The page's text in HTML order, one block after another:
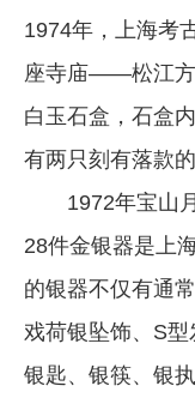
1974年，上海考
座寺庙——松江方
白玉石盒，石盒
有两只刻有落款的
1972年宝山月
28件金银器是上
的银器不仅有通
戏荷银坠饰、S
银匙、银筷、银